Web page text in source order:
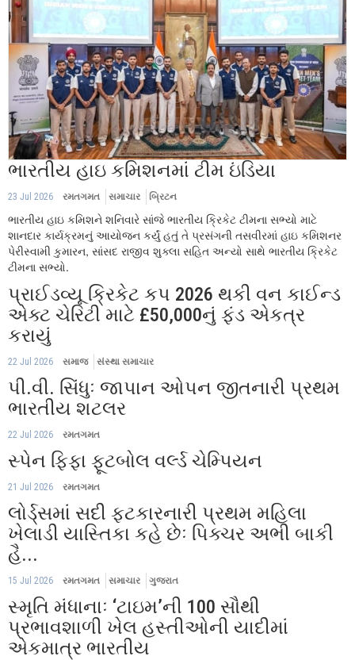
ભારતીય હાઇ કમિશનમાં ટીમ ઇંડિયા
23 Jul 2026 રમતગમત સમાચાર બ્રિટન
ભારતીય હાઇ કમિશને શનિવારે સાંજે ભારતીય ક્રિકેટ ટીમના સભ્યો માટે
શાનદાર કાર્યક્રમનું આયોજન કર્યું હતું તે પ્રસંગની તસવીરમાં હાઇ કમિશનર
પેરીસ્વામી કુમારન, સાંસદ રાજીવ શુક્લા સહિત અન્યો સાથે ભારતીય ક્રિકેટ
ટીમના સભ્યો.
પ્રાઈડવ્યૂ ક્રિકેટ કપ 2026 થકી વન કાઈન્ડ
એક્ટ ચેરિટી માટે £50,000નું ફંડ એકત્ર
કરાયું
22 Jul 2026 સમાજ સંસ્થા સમાચાર
પી.વી. સિંધુઃ જાપાન ઓપન જીતનારી પ્રથમ
ભારતીય શટલર
22 Jul 2026 રમતગમત
સ્પેન ફિફા ફૂટબોલ વર્લ્ડ ચેમ્પિયન
21 Jul 2026 રમતગમત
લોર્ડ્સમાં સદી ફટકારનારી પ્રથમ મહિલા
ખેલાડી યાસ્તિકા કહે છેઃ પિક્ચર અભી બાકી
હૈ...
15 Jul 2026 રમતગમત સમાચાર ગુજરાત
સ્મૃતિ મંધાનાઃ ‘ટાઇમ’ની 100 સૌથી
પ્રભાવશાળી ખેલ હસ્તીઓની યાદીમાં
એકમાત્ર ભારતીય